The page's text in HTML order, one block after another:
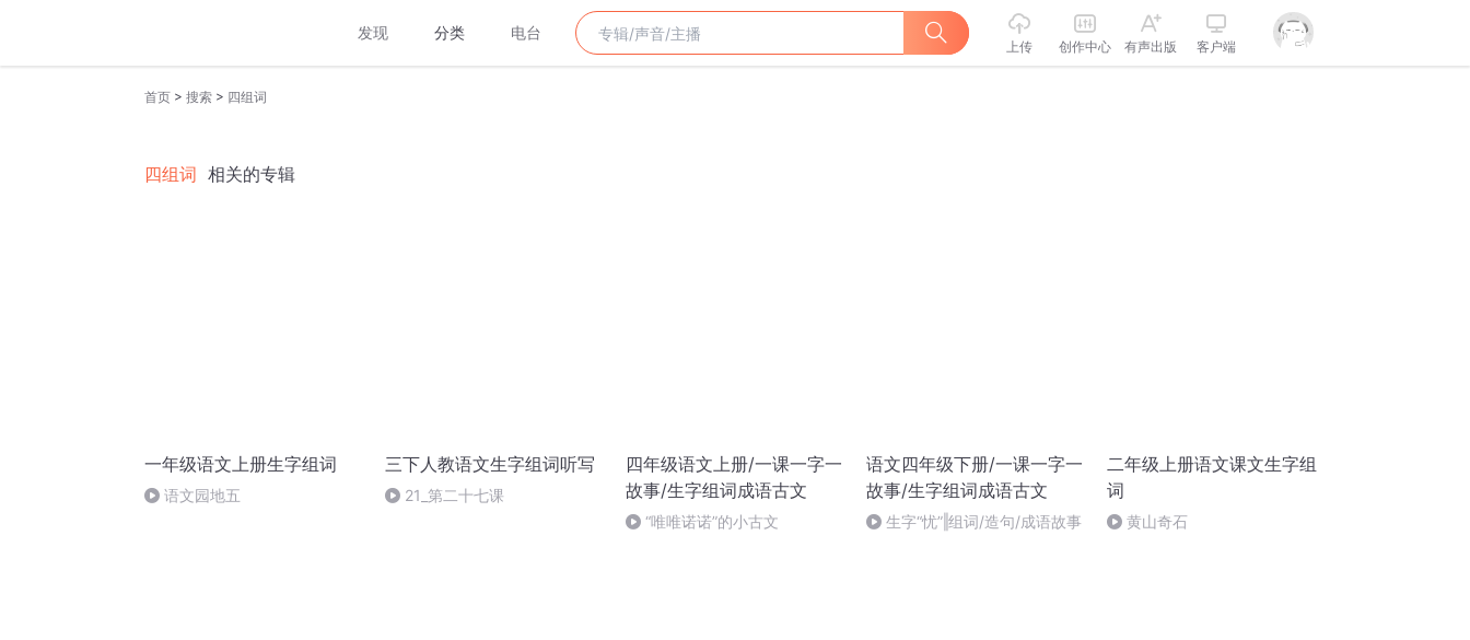
发现 分类 电台
上传 创作中心 有声出版 客户端
首页 > 搜索 > 四组词
四组词 相关的专辑
一年级语文上册生字组词
语文园地五
三下人教语文生字组词听写
21_第二十七课
四年级语文上册/一课一字一
故事/生字组词成语古文
“唯唯诺诺”的小古文
语文四年级下册/一课一字一
故事/生字组词成语古文
生字“忧”‖组词/造句/成语故事
二年级上册语文课文生字组
词
黄山奇石